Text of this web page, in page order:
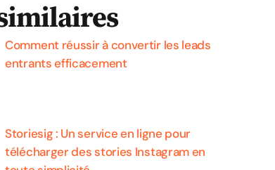
Comment réussir à convertir les leads
entrants efficacement
Storiesig : Un service en ligne pour
télécharger des stories Instagram en